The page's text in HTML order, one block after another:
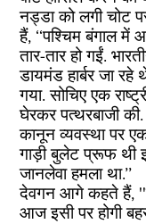
नड्डा को लगी चोट
हैं, ‘‘पश्चिम बंगाल में
तार-तार हो गईं.
डायमंड हार्बर जा
गया. सोचिए एक
घेरकर पत्थरबाजी
कानून व्यवस्था पर
गाड़ी बुलेट प्रूफ थी
जानलेवा हमला था.’’
देवगन आगे कहते हैं,
आज इसी पर होगी